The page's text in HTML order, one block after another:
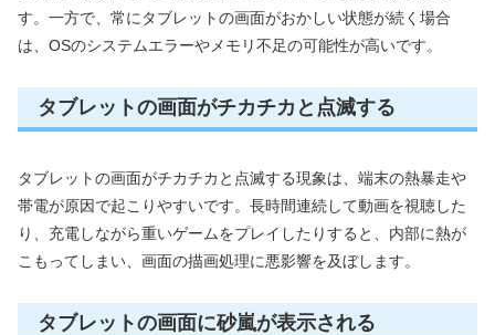
す。一方で、常にタブレットの画面がおかしい状態が続く場合
は、OSのシステムエラーやメモリ不足の可能性が高いです。
タブレットの画面がチカチカと点滅する
タブレットの画面がチカチカと点滅する現象は、端末の熱暴走や
帯電が原因で起こりやすいです。長時間連続して動画を視聴した
り、充電しながら重いゲームをプレイしたりすると、内部に熱が
こもってしまい、画面の描画処理に悪影響を及ぼします。
タブレットの画面に砂嵐が表示される